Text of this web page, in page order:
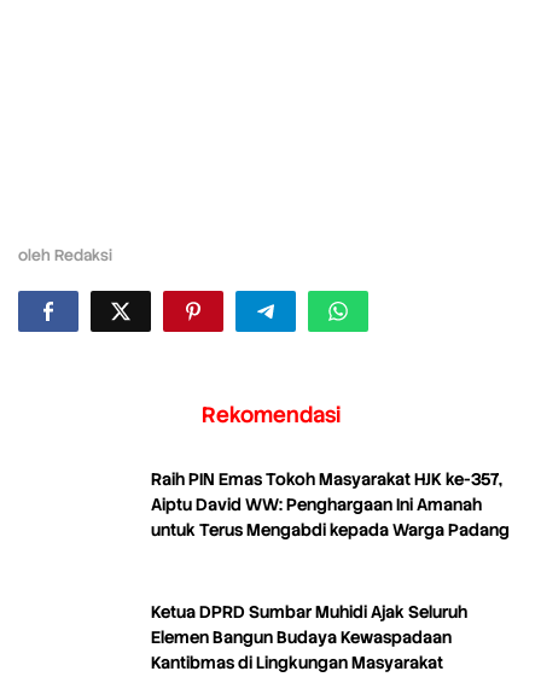
oleh Redaksi
Rekomendasi
Raih PIN Emas Tokoh Masyarakat HJK ke-357,
Aiptu David WW: Penghargaan Ini Amanah
untuk Terus Mengabdi kepada Warga Padang
Ketua DPRD Sumbar Muhidi Ajak Seluruh
Elemen Bangun Budaya Kewaspadaan
Kantibmas di Lingkungan Masyarakat